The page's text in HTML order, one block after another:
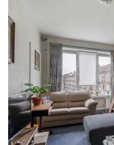
met een douchecabine
met een spiegel en
zijn inbouw spots
naar het
geeft over het grasveld.
De hoofdslaapkamer is
en heeft een vaste kast
overdekte balkon aan
voorzien van een
over de wijk. De